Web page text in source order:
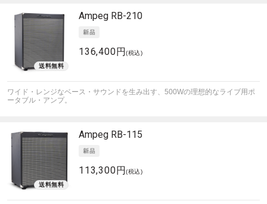
Ampeg RB-210
136,400円(税込)
ワイド・レンジなベース・サウンドを生み出す、500Wの理想的なライブ用ポ
ータブル・アンプ。
Ampeg RB-115
113,300円(税込)